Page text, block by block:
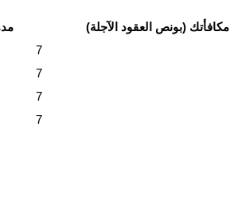
مكافأتك (بونص العقود الآجلة)
7
7
7
7